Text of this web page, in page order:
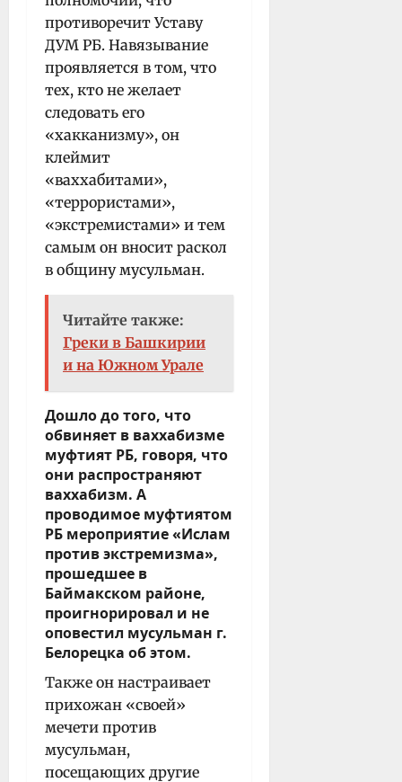
противоречит Уставу
ДУМ РБ. Навязывание
проявляется в том, что
тех, кто не желает
следовать его
«хакканизму», он
клеймит
«ваххабитами»,
«террористами»,
«экстремистами» и тем
самым он вносит раскол
в общину мусульман.
Читайте также:
Греки в Башкирии
и на Южном Урале
Дошло до того, что
обвиняет в ваххабизме
муфтият РБ, говоря, что
они распространяют
ваххабизм. А
проводимое муфтиятом
РБ мероприятие «Ислам
против экстремизма»,
прошедшее в
Баймакском районе,
проигнорировал и не
оповестил мусульман г.
Белорецка об этом.
Также он настраивает
прихожан «своей»
мечети против
мусульман,
посещающих другие